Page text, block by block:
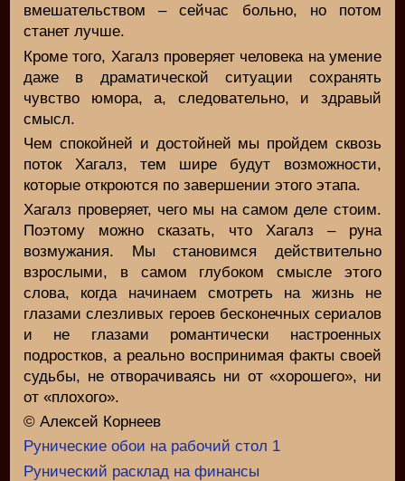
вмешательством – сейчас больно, но потом
станет лучше.
Кроме того, Хагалз проверяет человека на умение
даже в драматической ситуации сохранять
чувство юмора, а, следовательно, и здравый
смысл.
Чем спокойней и достойней мы пройдем сквозь
поток Хагалз, тем шире будут возможности,
которые откроются по завершении этого этапа.
Хагалз проверяет, чего мы на самом деле стоим.
Поэтому можно сказать, что Хагалз – руна
возмужания. Мы становимся действительно
взрослыми, в самом глубоком смысле этого
слова, когда начинаем смотреть на жизнь не
глазами слезливых героев бесконечных сериалов
и не глазами романтически настроенных
подростков, а реально воспринимая факты своей
судьбы, не отворачиваясь ни от «хорошего», ни
от «плохого».
© Алексей Корнеев
Рунические обои на рабочий стол 1
Рунический расклад на финансы